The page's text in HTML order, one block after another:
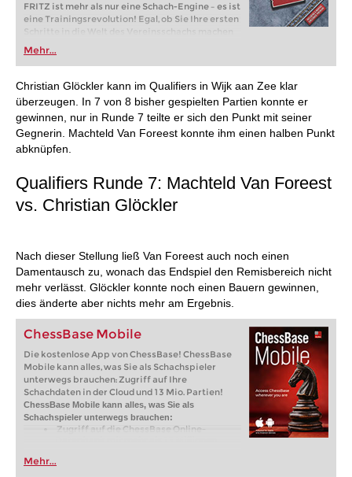
FRITZ ist mehr als nur eine Schach-Engine – es ist
eine Trainingsrevolution! Egal, ob Sie Ihre ersten
Schritte in die Welt des Vereinsschachs machen
oder bereits auf Turnierniveau spielen: Mit
FRITZ trainieren Sie effizienter, intelligenter und
individueller als je zuvor.
Mehr...
Christian Glöckler kann im Qualifiers in Wijk aan Zee klar
überzeugen. In 7 von 8 bisher gespielten Partien konnte er
gewinnen, nur in Runde 7 teilte er sich den Punkt mit seiner
Gegnerin. Machteld Van Foreest konnte ihm einen halben Punkt
abknüpfen.
Qualifiers Runde 7: Machteld Van Foreest
vs. Christian Glöckler
Nach dieser Stellung ließ Van Foreest auch noch einen
Damentausch zu, wonach das Endspiel den Remisbereich nicht
mehr verlässt. Glöckler konnte noch einen Bauern gewinnen,
dies änderte aber nichts mehr am Ergebnis.
ChessBase Mobile
Die kostenlose App von ChessBase! ChessBase
Mobile kann alles, was Sie als Schachspieler
unterwegs brauchen: Zugriff auf Ihre
Schachdaten in der Cloud und 13 Mio. Partien!
ChessBase Mobile kann alles, was Sie als
Schachspieler unterwegs brauchen:
Zugriff auf die ChessBase Online-
Stellungen, Eröffnungen etc.
Mehr...